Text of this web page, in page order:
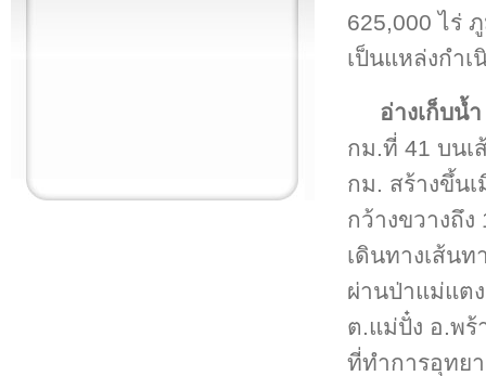
625,000 ไร่
เป็นแหล่งกำ
อ่างเก็บน้ำ
กม.ที่ 41 บนเ
กม. สร้างขึ้น
กว้างขวางถึ
เดินทางเส้น
ผ่านป่าแม่แต
ต.แม่ปั๋ง อ.พร้
ที่ทำการอุทย